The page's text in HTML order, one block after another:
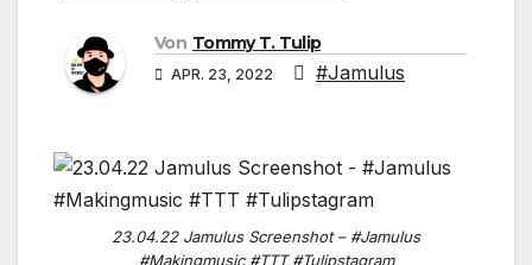
Von Tommy T. Tulip
APR. 23, 2022 #Jamulus
23.04.22 Jamulus Screenshot – #Jamulus
#Makingmusic #TTT #Tulipstagram